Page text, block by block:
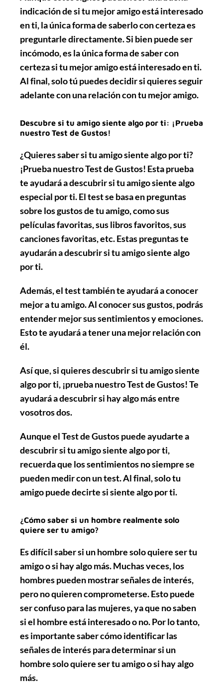
indicación de si tu mejor amigo está interesado
en ti, la única forma de saberlo con certeza es
preguntarle directamente. Si bien puede ser
incómodo, es la única forma de saber con
certeza si tu mejor amigo está interesado en ti.
Al final, solo tú puedes decidir si quieres seguir
adelante con una relación con tu mejor amigo.
Descubre si tu amigo siente algo por ti: ¡Prueba
nuestro Test de Gustos!
¿Quieres saber si tu amigo siente algo por ti?
¡Prueba nuestroTest de Gustos! Esta prueba
te ayudará a descubrir si tu amigo siente algo
especial por ti. El test se basa en preguntas
sobre los gustos de tu amigo, como sus
películas favoritas, sus libros favoritos, sus
canciones favoritas, etc. Estas preguntas te
ayudarán a descubrir si tu amigo siente algo
por ti.
Además, el test también te ayudará a conocer
mejor a tu amigo. Al conocer sus gustos, podrás
entender mejor sus sentimientos y emociones.
Esto te ayudará a tener una mejor relación con
él.
Así que, si quieres descubrir si tu amigo siente
algo por ti, ¡prueba nuestro Test de Gustos! Te
ayudará a descubrir si hay algo más entre
vosotros dos.
Aunque el Test de Gustos puede ayudarte a
descubrir si tu amigo siente algo por ti,
recuerda que los sentimientos no siempre se
pueden medir con un test. Al final, solo tu
amigo puede decirte si siente algo por ti.
¿Cómo saber si un hombre realmente solo
quiere ser tu amigo?
Es difícil saber si un hombre solo quiere ser tu
amigo o si hay algo más. Muchas veces, los
hombres pueden mostrar señales de interés,
pero no quieren comprometerse. Esto puede
ser confuso para las mujeres, ya que no saben
si el hombre está interesado o no. Por lo tanto,
es importante saber cómo identificar las
señales de interés para determinar si un
hombre solo quiere ser tu amigo o si hay algo
más.